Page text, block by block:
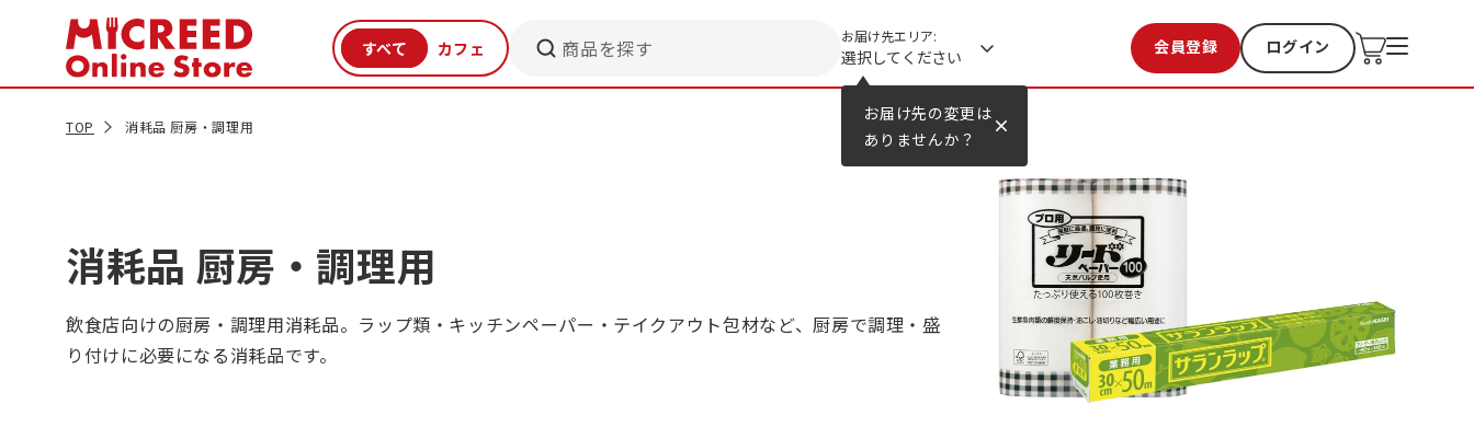
お届け先の変更は
ありませんか？
商品を探す お届け先エリア:
選択してください 会員登録 ログイン
お気に入り 過去購入
TOP 消耗品 厨房・調理用
消耗品 厨房・調理用
飲食店向けの厨房・調理用消耗品。ラップ類・キッチンペーパー・テイクアウト包材など、厨房で調理・盛
り付けに必要になる消耗品です。